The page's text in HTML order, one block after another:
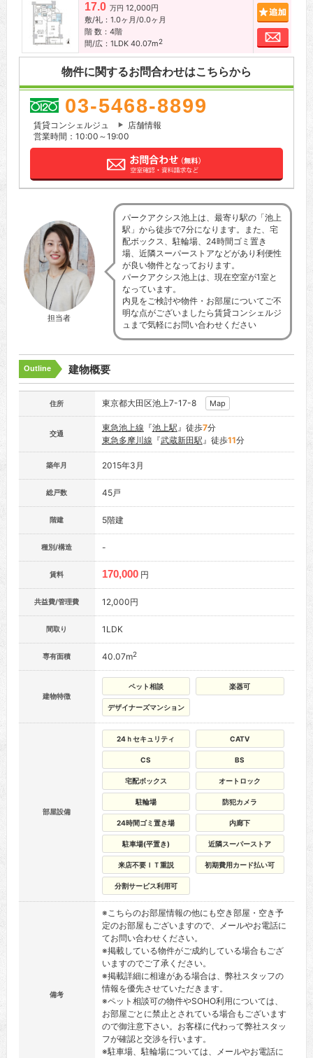
17.0 万円 12,000円
敷/礼：1.0ヶ月/0.0ヶ月
階 数：4階
間/広：1LDK 40.07m2
お問
物件に関するお問合わせはこちらから
03-5468-8899
賃貸コンシェルジュ
店舗情報
営業時間：10:00～19:00
担当者
パークアクシス池上は、最寄り駅の「池上
駅」から徒歩で7分になります。また、宅
配ボックス、駐輪場、24時間ゴミ置き
場、近隣スーパーストアなどがあり利便性
が良い物件となっております。
パークアクシス池上は、現在空室が1室と
なっています。
内見をご検討や物件・お部屋についてご不
明な点がございましたら賃貸コンシェルジ
ュまで気軽にお問い合わせください
Outline 建物概要
住所 東京都大田区池上7-17-8 Map
交通
東急池上線 『池上駅』徒歩7分
東急多摩川線 『武蔵新田駅』徒歩11分
築年月 2015年3月
総戸数 45戸
階建 5階建
種別/構造 -
賃料 170,000 円
共益費/管理費 12,000円
間取り 1LDK
専有面積 40.07m2
建物特徴
ペット相談 楽器可
デザイナーズマンション
部屋設備
24ｈセキュリティ CATV
CS BS
宅配ボックス オートロック
駐輪場 防犯カメラ
24時間ゴミ置き場 内廊下
駐車場(平置き) 近隣スーパーストア
来店不要ＩＴ重説 初期費用カード払い可
分割サービス利用可
備考
※こちらのお部屋情報の他にも空き部屋・空き予
定のお部屋もございますので、メールやお電話に
てお問い合わせください。
※掲載している物件がご成約している場合もござ
いますのでご了承ください。
※掲載詳細に相違がある場合は、弊社スタッフの
情報を優先させていただきます。
※ペット相談可の物件やSOHO利用については、
お部屋ごとに禁止とされている場合もございます
ので御注意下さい。お客様に代わって弊社スタッ
フが確認と交渉を行います。
※駐車場、駐輪場については、メールやお電話に